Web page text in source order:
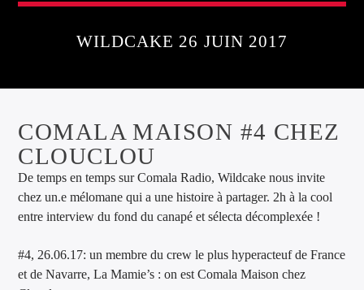
WILDCAKE 26 JUIN 2017
COMALA MAISON #4 CHEZ
CLOUCLOU
De temps en temps sur Comala Radio, Wildcake nous invite
chez un.e mélomane qui a une histoire à partager. 2h à la cool
entre interview du fond du canapé et sélecta décomplexée !
#4, 26.06.17: un membre du crew le plus hyperacteuf de France
et de Navarre, La Mamie’s : on est Comala Maison chez